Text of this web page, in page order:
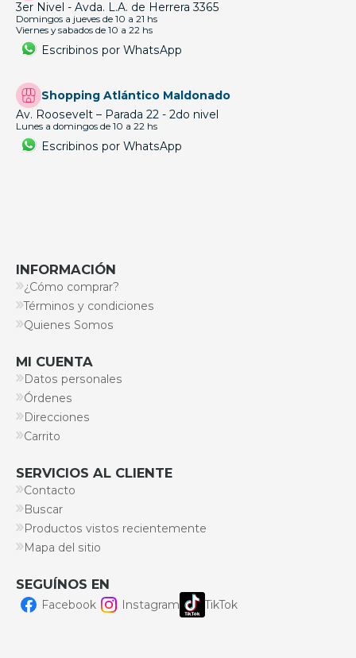
3er Nivel - Avda. L.A. de Herrera 3365
Domingos a jueves de 10 a 21 hs
Viernes y sabados de 10 a 22 hs
Escribinos por WhatsApp
Shopping Atlántico Maldonado
Av. Roosevelt – Parada 22 - 2do nivel
Lunes a domingos de 10 a 22 hs
Escribinos por WhatsApp
INFORMACIÓN
¿Cómo comprar?
Términos y condiciones
Quienes Somos
MI CUENTA
Datos personales
Órdenes
Direcciones
Carrito
SERVICIOS AL CLIENTE
Contacto
Buscar
Productos vistos recientemente
Mapa del sitio
SEGUÍNOS EN
Facebook Instagram TikTok